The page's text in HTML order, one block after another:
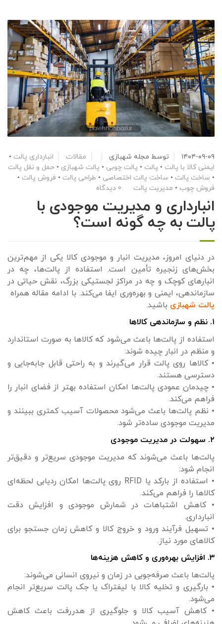
۱۴۰۴-۰۹-۰۹ توسط مجله شهبازی مقالات انبارداری پالت •
ایمنی کالا با پالت • پالت • پالت چوبی • پالت شهبازی • حمل و نقل پالت
• ساخت پالت • ساخت پالت اختصاصی • طراحی پالت • فروش پالت •
فروش چوب • مدیریت پالت 0 دیدگاه
انبارداری و مدیریت موجودی با
پالت به چه گونه است؟
در دنیای امروز، مدیریت انبار و موجودی کالا یکی از مهم‌ترین
بخش‌های زنجیره تأمین است. استفاده از پالت‌ها، چه در
انبارهای کوچک و چه در مراکز لجستیکی بزرگ، نقش حیاتی در
سازماندهی، ایمنی و بهره‌وری ایفا می‌کند. با ادامه مقاله همراه
پالت شهبازی باشید.
۱. نظم و سازماندهی کالاها
استفاده از پالت‌ها باعث می‌شود که کالاها به صورت استاندارد
و منظم در انبار چیده شوند:
• کالاها روی پالت قرار می‌گیرند و به راحتی قابل جابه‌جایی و
دسترسی هستند.
• چیدمان عمودی پالت‌ها امکان استفاده بهتر از فضای انبار را
فراهم می‌کند.
• نظم پالت‌ها باعث می‌شود محصولات آسیب کمتری ببینند و
مدیریت موجودی ساده‌تر شود.
۲. سهولت در مدیریت موجودی
پالت‌ها باعث می‌شوند که مدیریت موجودی سریع‌تر و دقیق‌تر
انجام شود:
• استفاده از بارکد یا RFID روی پالت‌ها امکان ردیابی لحظه‌ای
کالاها را فراهم می‌کند.
• کاهش اشتباهات در شمارش موجودی و افزایش دقت
انبارداری.
• تسهیل فرآیند ورود و خروج کالا و کاهش زمان جستجو برای
کالاهای مورد نیاز.
۳. افزایش بهره‌وری و کاهش هزینه‌ها
پالت‌ها باعث صرفه‌جویی در زمان و نیروی انسانی می‌شوند:
• بارگیری و تخلیه کالا با لیفتراک یا جک پالت سریع‌تر انجام
می‌شود.
• کاهش آسیب کالا و جلوگیری از هدررفت باعث کاهش